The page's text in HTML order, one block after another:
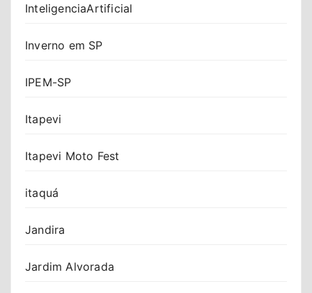
InteligenciaArtificial
Inverno em SP
IPEM-SP
Itapevi
Itapevi Moto Fest
itaquá
Jandira
Jardim Alvorada